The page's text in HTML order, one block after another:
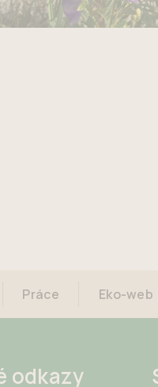
Práce Eko-web
odkazy